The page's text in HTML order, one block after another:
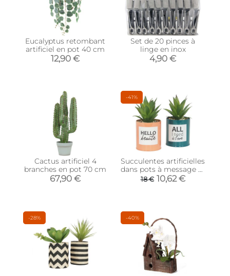
Eucalyptus retombant
artificiel en pot 40 cm
12,90 €
Set de 20 pinces à
linge en inox
4,90 €
Cactus artificiel 4
branches en pot 70 cm
67,90 €
-41%
Succulentes artificielles
dans pots à message 17
cm (Lot de 2)
18 € 10,62 €
-28% -40%